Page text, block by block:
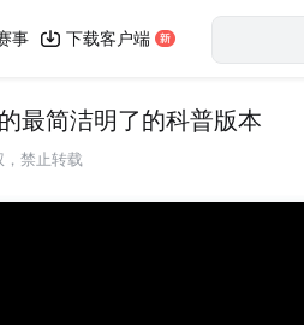
事 下载客户端
最简洁明了的科普版本
，禁止转载